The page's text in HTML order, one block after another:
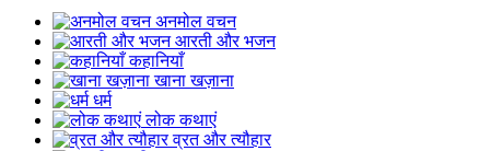
अनमोल वचन
आरती और भजन
कहानियाँ
खाना खज़ाना
धर्म
लोक कथाएं
व्रत और त्यौहार